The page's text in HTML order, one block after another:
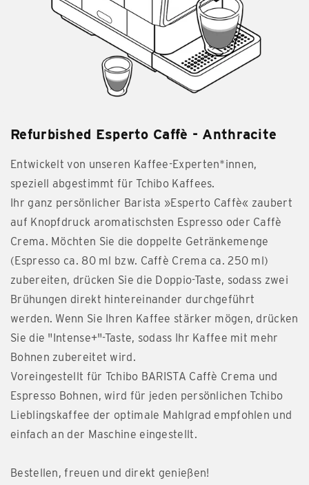
Refurbished Esperto Caffè - Anthracite
Entwickelt von unseren Kaffee-Experten*innen,
speziell abgestimmt für Tchibo Kaffees.
Ihr ganz persönlicher Barista »Esperto Caffè« zaubert
auf Knopfdruck aromatischsten Espresso oder Caffè
Crema. Möchten Sie die doppelte Getränkemenge
(Espresso ca. 80 ml bzw. Caffè Crema ca. 250 ml)
zubereiten, drücken Sie die Doppio-Taste, sodass zwei
Brühungen direkt hintereinander durchgeführt
werden. Wenn Sie Ihren Kaffee stärker mögen, drücken
Sie die "Intense+"-Taste, sodass Ihr Kaffee mit mehr
Bohnen zubereitet wird.
Voreingestellt für Tchibo BARISTA Caffè Crema und
Espresso Bohnen, wird für jeden persönlichen Tchibo
Lieblingskaffee der optimale Mahlgrad empfohlen und
einfach an der Maschine eingestellt.
Bestellen, freuen und direkt genießen!